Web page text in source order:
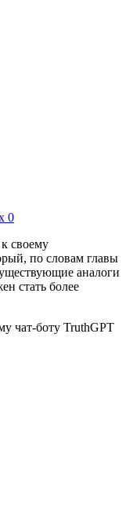
0
своему
по словам главы
аналоги
стать более